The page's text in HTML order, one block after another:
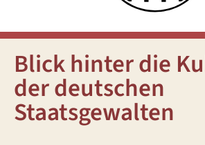
Blick hinter die
der deutschen
Staatsgewalten